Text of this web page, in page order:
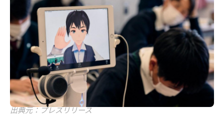
出典元：プレスリリース